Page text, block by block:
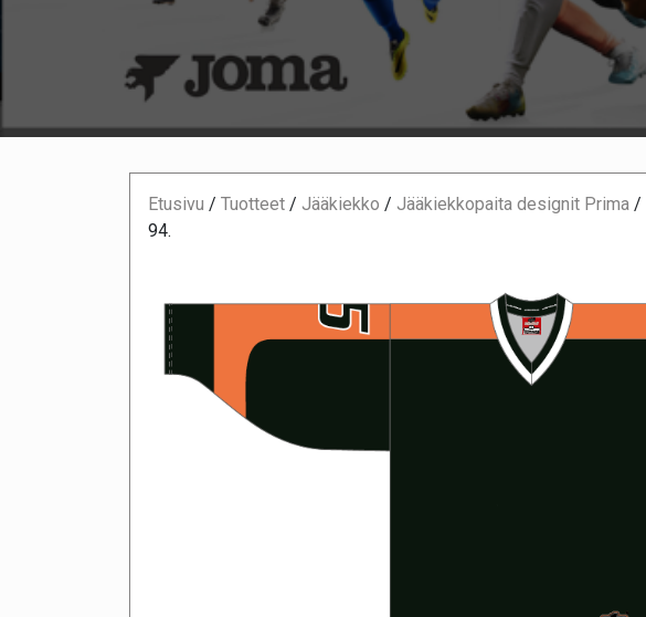
Etusivu / Tuotteet / Jääkiekko / Jääkiekkopaita designit Prima /
94.